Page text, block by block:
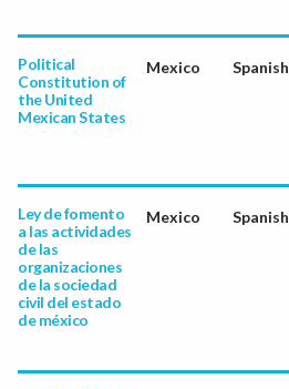
Political
Constitution of
the United
Mexican States
Mexico Spanish
Ley de fomento
a las actividades
de las
organizaciones
de la sociedad
civil del estado
de méxico
Mexico Spanish